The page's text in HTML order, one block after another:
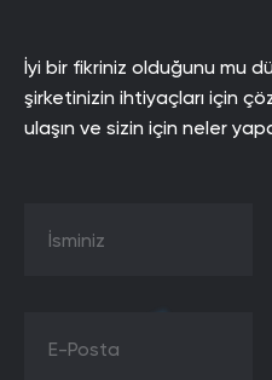
İyi bir fikriniz olduğunu mu
şirketinizin ihtiyaçları için
ulaşın ve sizin için neler